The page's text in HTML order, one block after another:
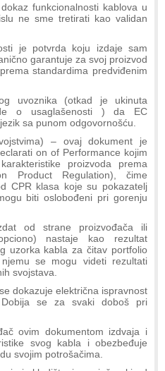
funkcionalnosti kablova u
ne sme tretirati kao validan
je potvrda koju izdaje sam
garantuje za svoj proizvod
standardima predviđenim
uvoznika (otkad je ukinuta
o usaglašenosti ) da EC
sa punom odgovornošću.
– ovaj dokument je
on of Performance kojim
proizvoda prema
Product Regulation), čime
CPR klasa koje su pokazatelj
biti oslobođeni pri gorenju
od strane proizvođača ili
nastaje kao rezultat
uzorka kabla za čitav portfolio
se mogu videti rezultati
svojstava.
dokazuje električna ispravnost
Dobija se za svaki doboš pri
ovim dokumentom izdvaja i
svog kabla i obezbeđuje
svojim potrošačima.